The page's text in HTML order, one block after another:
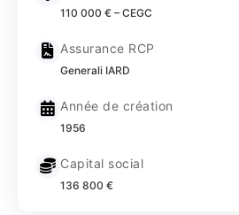
110 000 € – CEGC
Assurance RCP
Generali IARD
Année de création
1956
Capital social
136 800 €